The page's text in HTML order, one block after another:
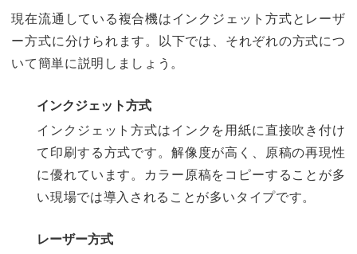
現在流通している複合機はインクジェット方式とレーザ
ー方式に分けられます。以下では、それぞれの方式につ
いて簡単に説明しましょう。
インクジェット方式
インクジェット方式はインクを用紙に直接吹き付け
て印刷する方式です。解像度が高く、原稿の再現性
に優れています。カラー原稿をコピーすることが多
い現場では導入されることが多いタイプです。
レーザー方式